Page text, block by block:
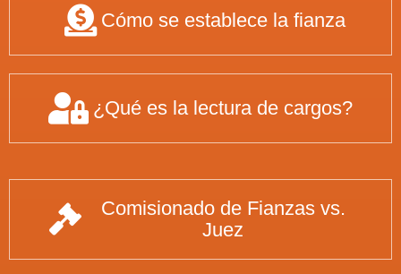
Cómo se establece la fianza
¿Qué es la lectura de cargos?
Comisionado de Fianzas vs.
Juez